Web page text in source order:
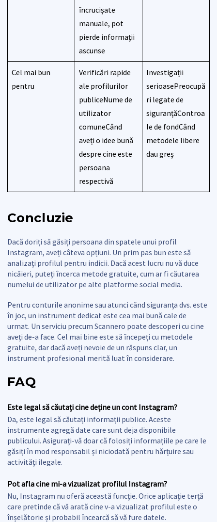
încrucișate
manuale, pot
pierde informații
ascunse
Cel mai bun
pentru
Verificări rapide
ale profilurilor
publiceNume de
utilizator
comuneCând
aveți o idee bună
despre cine este
persoana
respectivă
Investigații
serioasePreocupă
ri legate de
siguranțăControa
le de fondCând
metodele libere
dau greș
Concluzie
Dacă doriți să găsiți persoana din spatele unui profil
Instagram, aveți câteva opțiuni. Un prim pas bun este să
analizați profilul pentru indicii. Dacă acest lucru nu vă duce
nicăieri, puteți încerca metode gratuite, cum ar fi căutarea
numelui de utilizator pe alte platforme social media.
Pentru conturile anonime sau atunci când siguranța dvs. este
în joc, un instrument dedicat este cea mai bună cale de
urmat. Un serviciu precum Scannero poate descoperi cu cine
aveți de-a face. Cel mai bine este să începeți cu metodele
gratuite, dar dacă aveți nevoie de un răspuns clar, un
instrument profesional merită luat în considerare.
FAQ
Este legal să căutați cine deține un cont Instagram?
Da, este legal să căutați informații publice. Aceste
instrumente agregă date care sunt deja disponibile
publicului. Asigurați-vă doar că folosiți informațiile pe care le
găsiți în mod responsabil și niciodată pentru hărțuire sau
activități ilegale.
Pot afla cine mi-a vizualizat profilul Instagram?
Nu, Instagram nu oferă această funcție. Orice aplicație terță
care pretinde că vă arată cine v-a vizualizat profilul este o
înșelătorie și probabil încearcă să vă fure datele.